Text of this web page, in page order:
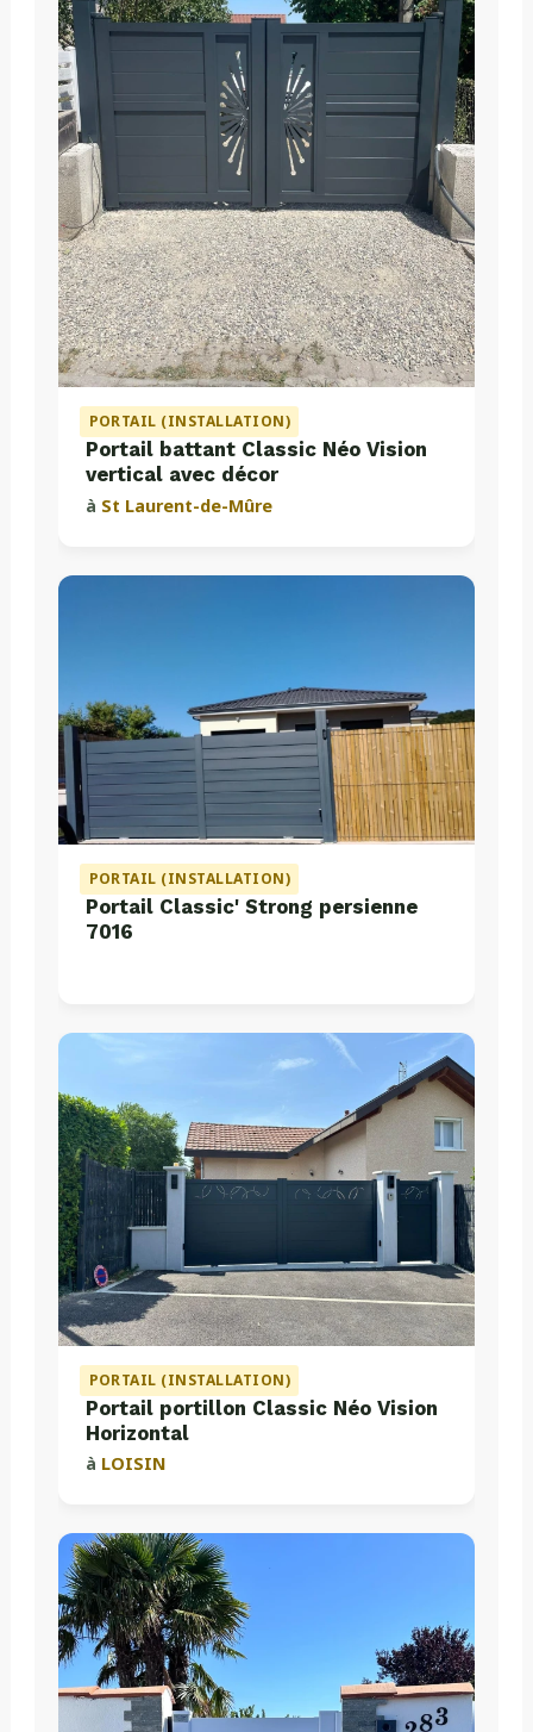
PORTAIL (INSTALLATION)
Portail battant Classic Néo Vision
vertical avec décor
à St Laurent-de-Mûre
PORTAIL (INSTALLATION)
Portail Classic' Strong persienne
7016
PORTAIL (INSTALLATION)
Portail portillon Classic Néo Vision
Horizontal
à LOISIN